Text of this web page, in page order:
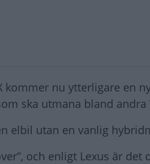
kommer nu ytterligare en
ska utmana bland andra
elbil utan en vanlig
och enligt Lexus är